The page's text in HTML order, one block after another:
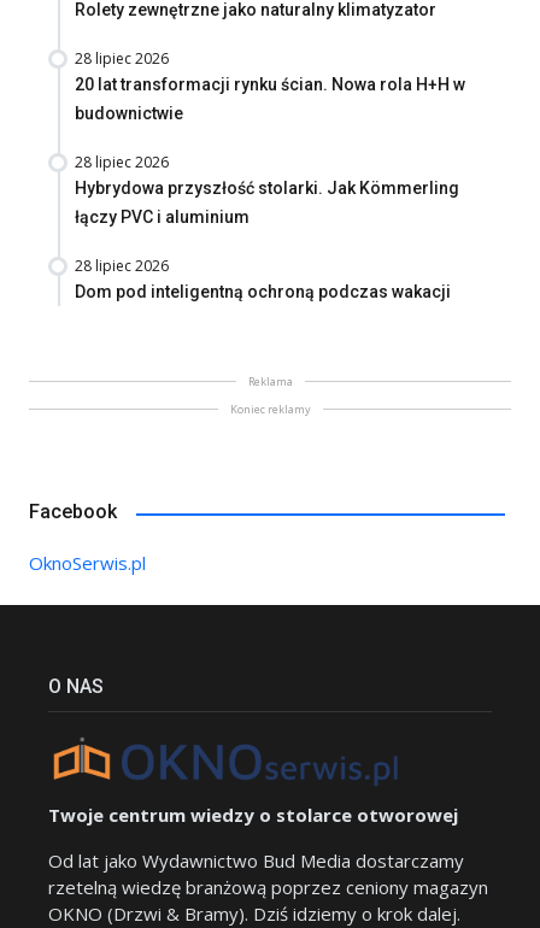
Rolety zewnętrzne jako naturalny klimatyzator
28 lipiec 2026
20 lat transformacji rynku ścian. Nowa rola H+H w
budownictwie
28 lipiec 2026
Hybrydowa przyszłość stolarki. Jak Kömmerling
łączy PVC i aluminium
28 lipiec 2026
Dom pod inteligentną ochroną podczas wakacji
Reklama
Koniec reklamy
Facebook
OknoSerwis.pl
O NAS
Twoje centrum wiedzy o stolarce otworowej
Od lat jako Wydawnictwo Bud Media dostarczamy
rzetelną wiedzę branżową poprzez ceniony magazyn
OKNO (Drzwi & Bramy). Dziś idziemy o krok dalej.